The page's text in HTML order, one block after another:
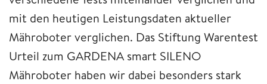
mit den heutigen Leistungsdaten aktueller
Mähroboter verglichen. Das Stiftung Warentest
Urteil zum GARDENA smart SILENO
Mähroboter haben wir dabei besonders stark